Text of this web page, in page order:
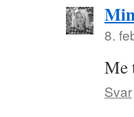
8.
Me
Svar